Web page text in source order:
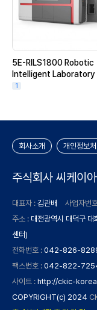
5E-RILS1800 Robotic
Intelligent
1
회사소개 개인정보
주식회사 씨케이
대표자 : 김관배 사업자번
주소 : 대전광역시 대덕구
센터)
전화번호 : 042-826-
팩스번호 : 042-822-
사이트 : http://ckic-
COPYRIGHT(c) 2024